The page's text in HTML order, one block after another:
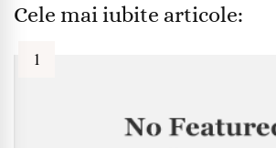
Cele mai iubite articole: